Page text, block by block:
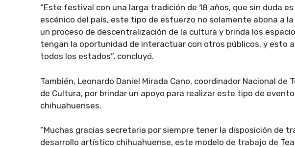
“Este festival con una larga tradición de 18 años, que sin duda
escénico del país, este tipo de esfuerzo no solamente abona a
un proceso de descentralización de la cultura y brinda los
tengan la oportunidad de interactuar con otros públicos, y esto
todos los estados”, concluyó.
También, Leonardo Daniel Mirada Cano, coordinador Nacional de
de Cultura, por brindar un apoyo para realizar este tipo de
chihuahuenses.
“Muchas gracias secretaria por siempre tener la disposición de
desarrollo artístico chihuahuense, este modelo de trabajo de